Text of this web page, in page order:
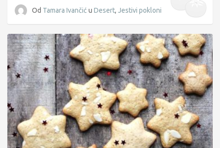
Od Tamara Ivančić u Desert, Jestivi pokloni